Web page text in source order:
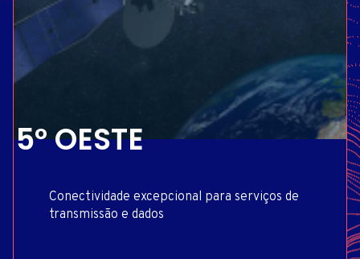
ENTRE EM CONTATO
5° OESTE
Conectividade excepcional para serviços de
transmissão e dados